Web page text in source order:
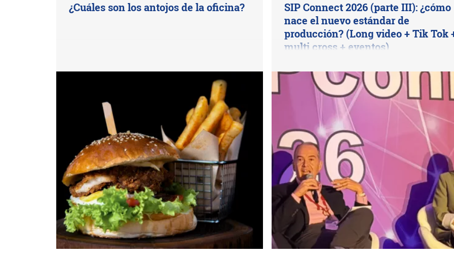
¿Cuáles son los antojos de la oficina?
SIP Connect 2026 (parte III): ¿cómo
nace el nuevo estándar de
producción? (Long video + Tik Tok
multi cross + eventos)